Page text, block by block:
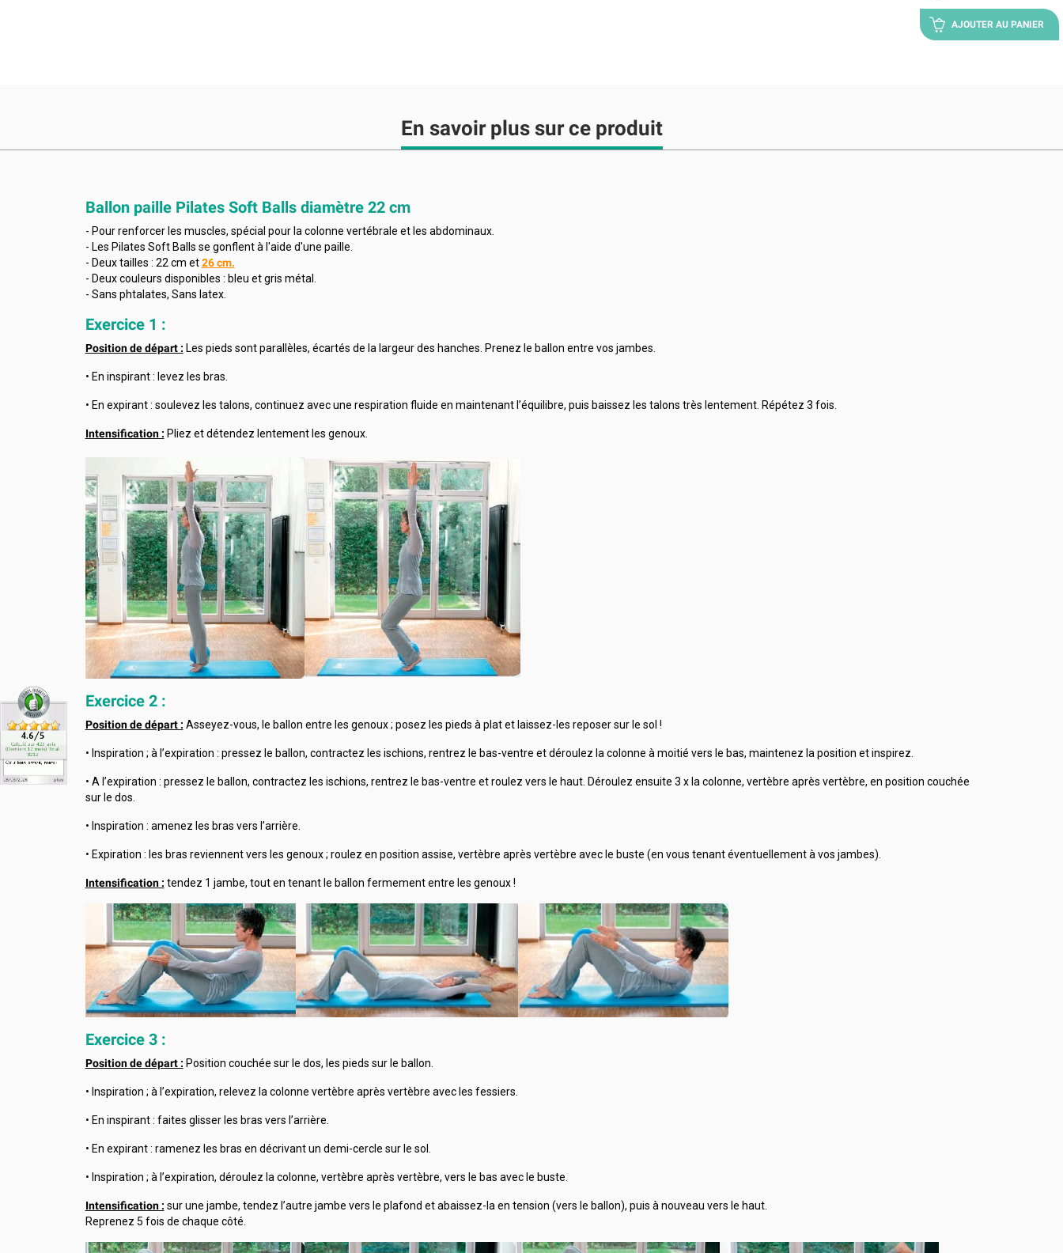
AJOUTER AU PANIER
En savoir plus sur ce produit
Ballon paille Pilates Soft Balls diamètre 22 cm
- Pour renforcer les muscles, spécial pour la colonne vertébrale et les abdominaux.
- Les Pilates Soft Balls se gonflent à l'aide d'une paille.
- Deux tailles : 22 cm et26 cm.
- Deux couleurs disponibles : bleu et gris métal.
- Sans phtalates, Sans latex.
Exercice 1 :
Position de départ : Les pieds sont parallèles, écartés de la largeur des hanches. Prenez le ballon entre vos jambes.
• En inspirant : levez les bras.
• En expirant : soulevez les talons, continuez avec une respiration fluide en maintenant l’équilibre, puis baissez les talons très lentement. Répétez 3 fois.
Intensification : Pliez et détendez lentement les genoux.
Exercice 2 :
Position de départ : Asseyez-vous, le ballon entre les genoux ; posez les pieds à plat et laissez-les reposer sur le sol !
• Inspiration ; à l’expiration : pressez le ballon, contractez les ischions, rentrez le bas-ventre et déroulez la colonne à moitié vers le bas, maintenez la position et inspirez.
• A l’expiration : pressez le ballon, contractez les ischions, rentrez le bas-ventre et roulez vers le haut. Déroulez ensuite 3 x la colonne, vertèbre après vertèbre, en position couchée
sur le dos.
• Inspiration : amenez les bras vers l’arrière.
• Expiration : les bras reviennent vers les genoux ; roulez en position assise, vertèbre après vertèbre avec le buste (en vous tenant éventuellement à vos jambes).
Intensification : tendez 1 jambe, tout en tenant le ballon fermement entre les genoux !
Exercice 3 :
Position de départ : Position couchée sur le dos, les pieds sur le ballon.
• Inspiration ; à l’expiration, relevez la colonne vertèbre après vertèbre avec les fessiers.
• En inspirant : faites glisser les bras vers l’arrière.
• En expirant : ramenez les bras en décrivant un demi-cercle sur le sol.
• Inspiration ; à l’expiration, déroulez la colonne, vertèbre après vertèbre, vers le bas avec le buste.
Intensification : sur une jambe, tendez l’autre jambe vers le plafond et abaissez-la en tension (vers le ballon), puis à nouveau vers le haut.
Reprenez 5 fois de chaque côté.